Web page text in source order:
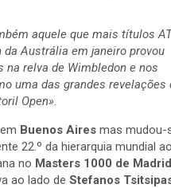
aquele que mais títulos
da Austrália em janeiro provou
relva de Wimbledon e nos
uma das grandes revelações
Open».
Buenos Aires mas mudou-
22.º da hierarquia mundial
no Masters 1000 de Madrid
ao lado de Stefanos